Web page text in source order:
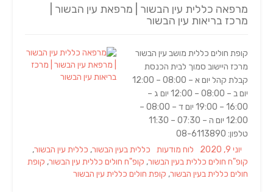
מרפאה כללית עין הבשור | מרפאת עין הבשור |
מרכז בריאות עין הבשור
קופת חולים כללית מושב עין הבשור
מרכז היישוב סמוך לבית הכנסת
קבלת קהל יום א – 08:00 – 12:00
יום ב – 08:00 – 12:00 יום ג –
16:00 – 19:00 יום ד – 08:00 –
טלפון: 08-6113890
Posted
on
יוני 9, 2020 Categories
לוח מודעות Tags
כללית בעין הבשור, כללית עין הבשור,
קופ"ח חולים כללית בעין הבשור, קופ"ח חולים כללית עין הבשור, קופת
חולים כללית בעין הבשור, קופת חולים כללית עין הבשור